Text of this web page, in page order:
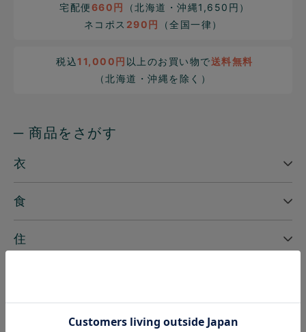
宅配便660円
（北海道・沖縄1,650円）
ネコポス 290円 （全国一律）
税込11,000円 以上のお買い物で送料無料
（北海道・沖縄を除く）
─ 商品をさがす
衣
食
住
定期購入【いつでも10%オフ】